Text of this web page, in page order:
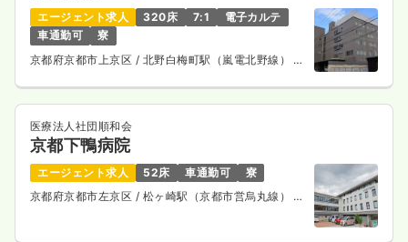
エージェント求人 320床 7:1
電子カルテ
車通勤可
寮
京都府京都市上京区 / 北野白梅町駅（嵐電北野線） 徒
医療法人社団順和会
京都下鴨病院
エージェント求人 52床 車通勤可
寮
京都府京都市左京区 / 松ヶ崎駅（京都市営烏丸線） 徒